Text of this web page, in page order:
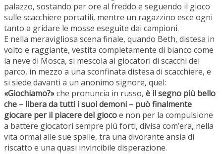
palazzo, sostando per ore al freddo e seguendo il gioco
sulle scacchiere portatili, mentre un ragazzino esce ogni
tanto a gridare le mosse eseguite dai campioni.
E nella meravigliosa scena finale, quando Beth, distesa in
volto e raggiante, vestita completamente di bianco come
la neve di Mosca, si mescola ai giocatori di scacchi del
parco, in mezzo a una sconfinata distesa di scacchiere, e
si siede davanti a un anonimo signore, quel:
«Giochiamo?»che pronuncia in russo, è il segno più bello
che – libera da tutti i suoi demoni – può finalmente
giocare per il piacere del giocoe non per la compulsione
a battere giocatori sempre più forti, divisa com’era, nella
vita ormai alle sue spalle, tra una divorante ansia di
riscatto e una quasi invincibile disperazione.